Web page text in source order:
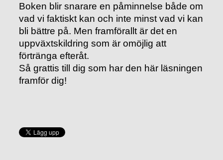
Boken blir snarare en påminnelse både om
vad vi faktiskt kan och inte minst vad vi kan
bli bättre på. Men framförallt är det en
uppväxtskildring som är omöjlig att
förtränga efteråt.
Så grattis till dig som har den här läsningen
framför dig!